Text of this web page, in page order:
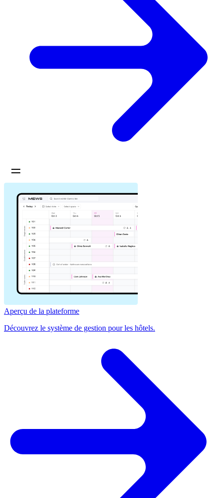
Aperçu de la plateforme
Découvrez le système de gestion pour les hôtels.